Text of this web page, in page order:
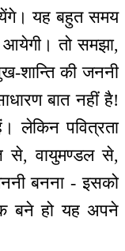
यह बहुत समय
तो समझा,
शान्ति की जननी
बात नहीं है!
लेकिन पवित्रता
से, वायुमण्डल से,
बनना - इसको
बने हो यह अपने